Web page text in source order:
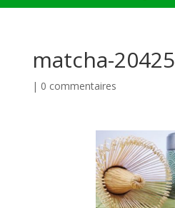
matcha-
| 0 commentaires